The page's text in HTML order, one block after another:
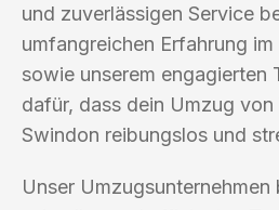
und zuverlässigen Service
umfangreichen Erfahrung
sowie unserem engagierten
dafür, dass dein Umzug von
Swindon reibungslos und
Unser